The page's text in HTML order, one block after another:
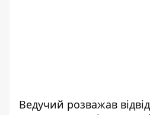
Ведучий розважав